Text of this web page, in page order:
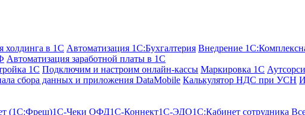
холдинга в 1С Автоматизация 1С:Бухгалтерия Внедрение
Автоматизация заработной платы в 1С
1С Подключим и настроим онлайн-кассы Маркировка 1С
сбора данных и приложения DataMobile Калькулятор НДС при УСН
(1С:Фреш)1С-Чеки ОФД1С‑Коннект1С-ЭДО1С:Кабинет сотрудника